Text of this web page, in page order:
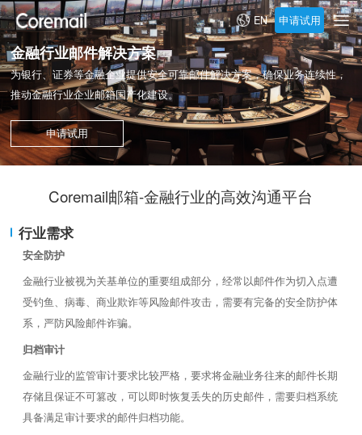
EN 申请试用
金融行业邮件解决方案
为银行、证券等金融企业提供安全可靠邮件解决方案，确保业务连续性，
推动金融行业企业邮箱国产化建设。
申请试用
Coremail邮箱-金融行业的高效沟通平台
行业需求
安全防护
金融行业被视为关基单位的重要组成部分，经常以邮件作为切入点遭
受钓鱼、病毒、商业欺诈等风险邮件攻击，需要有完备的安全防护体
系，严防风险邮件诈骗。
归档审计
金融行业的监管审计要求比较严格，要求将金融业务往来的邮件长期
存储且保证不可篡改，可以即时恢复丢失的历史邮件，需要归档系统
具备满足审计要求的邮件归档功能。